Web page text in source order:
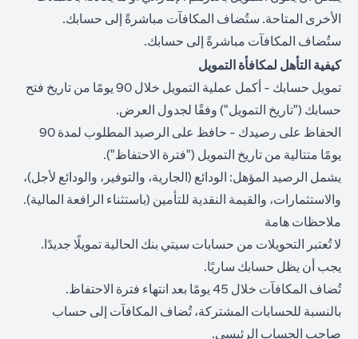
الأخرى المتاحة. ستُضاف المكافآت مباشرةً إلى حسابك.
ستُضاف المكافآت مباشرةً إلى حسابك.
كيفية التأهل لمكافأة التمويل
تمويل حسابك - أكمل عملية التمويل خلال 90 يومًا من تاريخ فتح
حسابك ("تاريخ التمويل") وفقًا لجدول العرض.
الحفاظ على رصيدك - حافظ على الرصيد المطلوب لمدة 90
يومًا متتالية من تاريخ التمويل ("فترة الاحتفاظ").
يشمل الرصيد المؤهل: الودائع (الجارية، والتوفير، والودائع لأجل)،
والاستثمارات، والقيمة النقدية للتأمين (باستثناء الرافعة المالية).
ملاحظات هامة
لا تُعتبر التحويلات من حسابات سيتي بنك الحالية تمويلًا جديدًا.
يجب أن يظل حسابك ساريًا.
تُضاف المكافآت خلال 45 يومًا بعد انتهاء فترة الاحتفاظ.
بالنسبة للحسابات المشتركة، تُضاف المكافآت إلى حساب
صاحب الحساب الرئيسي.